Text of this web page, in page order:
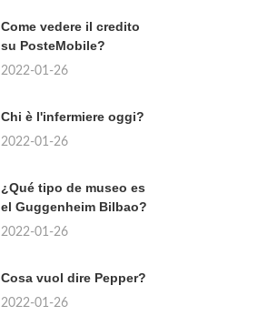
Come vedere il credito
su PosteMobile?
2022-01-26
Chi è l'infermiere oggi?
2022-01-26
¿Qué tipo de museo es
el Guggenheim Bilbao?
2022-01-26
Cosa vuol dire Pepper?
2022-01-26